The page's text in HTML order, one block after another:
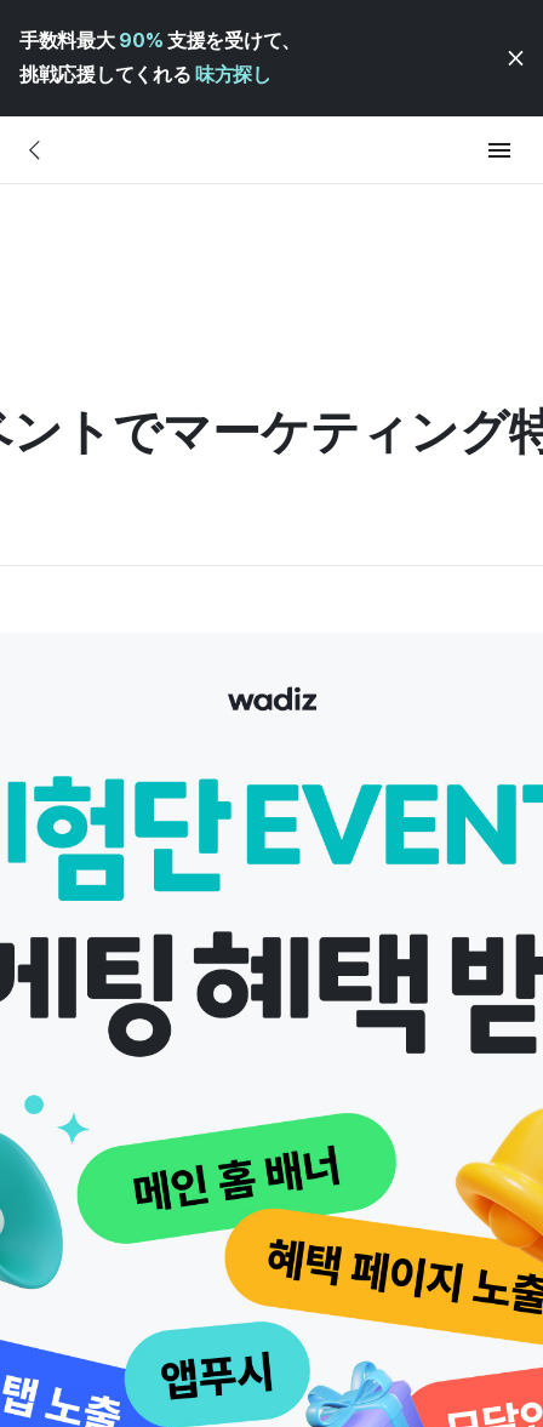
手数料最大 90% 支援を受けて、
挑戦応援してくれる 味方探し
トでマーケティング